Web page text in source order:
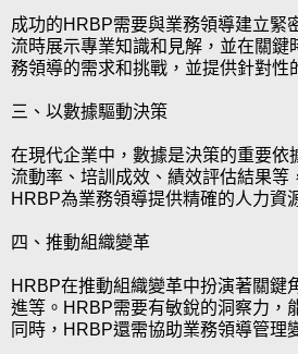
成功的HRBP需要與業務領導建立緊
流時展示專業知識和見解，並在關
務領導的需求和挑戰，並提供針對性
三、以數據驅動決策
在現代企業中，數據是決策的重要
流動率、培訓成效、績效評估結果
HRBP為業務領導提供精確的人力資
四、推動組織變革
HRBP在推動組織變革中扮演著關鍵
進等。HRBP需要有敏銳的洞察力，
同時，HRBP還需協助業務領導管理